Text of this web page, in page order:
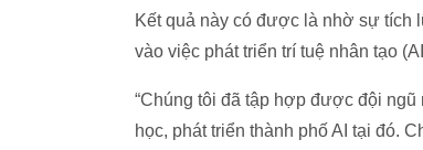
Kết quả này có được là nhờ sự tích
vào việc phát triển trí tuệ nhân tạo
“Chúng tôi đã tập hợp được đội
học, phát triển thành phố AI tại đó.